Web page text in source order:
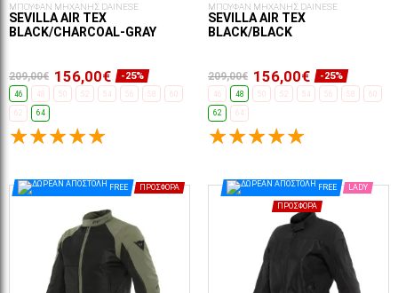
ΜΠΟΥΦΑΝ ΜΗΧΑΝΗΣ DAINESE
SEVILLA AIR TEX
BLACK/CHARCOAL-GRAY
209,00€ 156,00€ -25%
46 48 50 52 54 56 58 60
62 64
ΜΠΟΥΦΑΝ ΜΗΧΑΝΗΣ DAINESE
SEVILLA AIR TEX
BLACK/BLACK
209,00€ 156,00€ -25%
46 48 50 52 54 56 58 60
62 64
FREE ΠΡΟΣΦΟΡΆ FREE LADY
ΠΡΟΣΦΟΡΆ